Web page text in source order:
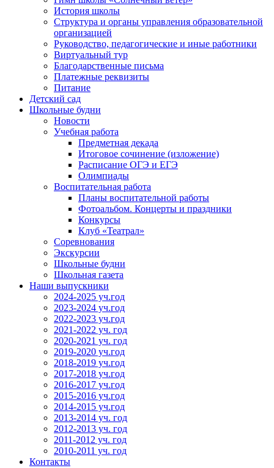
История школы
Структура и органы управления образовательной
организацией
Руководство, педагогические и иные работники
Виртуальный тур
Благодарственные письма
Платежные реквизиты
Питание
Детский сад
Школьные будни
Новости
Учебная работа
Предметная декада
Итоговое сочинение (изложение)
Расписание ОГЭ и ЕГЭ
Олимпиады
Воспитательная работа
Планы воспитательной работы
Фотоальбом. Концерты и праздники
Конкурсы
Клуб «Театрал»
Соревнования
Экскурсии
Школьные будни
Школьная газета
Наши выпускники
2024-2025 уч.год
2023-2024 уч.год
2022-2023 уч.год
2021-2022 уч. год
2020-2021 уч. год
2019-2020 уч.год
2018-2019 уч.год
2017-2018 уч.год
2016-2017 уч.год
2015-2016 уч.год
2014-2015 уч.год
2013-2014 уч. год
2012-2013 уч. год
2011-2012 уч. год
2010-2011 уч. год
Контакты